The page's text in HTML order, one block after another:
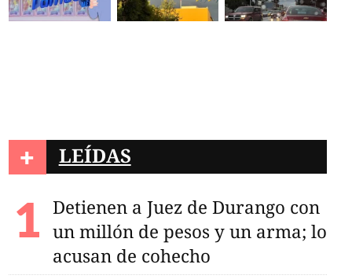
+ LEÍDAS
Detienen a Juez de Durango con
un millón de pesos y un arma; lo
acusan de cohecho